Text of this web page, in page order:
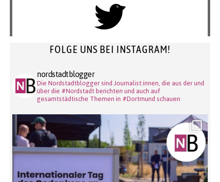
FOLGE UNS BEI INSTAGRAM!
nordstadtblogger
Die Nordstadtblogger sind Journalist:innen, die aus der und
über die #Nordstadt berichten und auch auf
gesamtstädtische Themen in #Dortmund schauen